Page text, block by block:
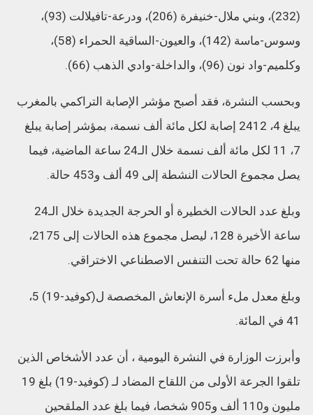
(232)، وبني ملال-خنيفرة (206)، ودرعة-تافيلالت (93)،
وسوس-ماسة (142)، والعيون-الساقية الحمراء (58)،
وكلميم-واد نون (96)، والداخلة-وادي الذهب (66).
وبحسب النشرة، فقد أصبح مؤشر الإصابة التراكمي بالمغرب
يبلغ 4، 2412 إصابة لكل مائة ألف نسمة، بمؤشر إصابة يبلغ
7، 11 لكل مائة ألف نسمة خلال الـ24 ساعة الماضية، فيما
يصل مجموع الحالات النشطة إلى 49 ألف و453 حالة.
وبلغ عدد الحالات الخطيرة أو الحرجة الجديدة خلال الـ24
ساعة الأخيرة 128، ليصل مجموع هذه الحالات إلى 2175،
منها 62 حالة تحت التنفس الاصطناعي الاختراقي.
وبلغ معدل ملء أسرة الإنعاش المخصصة ل(كوفيد-19) 5،
41 في المائة.
وأبرزت الوزارة في النشرة اليومية ، أن عدد الأشخاص الذين
تلقوا الجرعة الأولى من اللقاح المضاد لـ (كوفيد-19) بلغ 19
مليون و110 ألف و905 شخصا، فيما بلغ عدد الملقحين